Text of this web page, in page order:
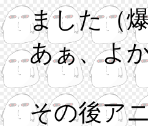
ました（
あぁ、よ
その後ア